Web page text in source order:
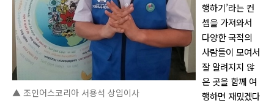
▲ 조인어스코리아 서용석 상임이사
행하기’라는 컨
셉을 가져와서
다양한 국적의
사람들이 모여서
잘 알려지지 않
은 곳을 함께 여
행하면 재밌겠다